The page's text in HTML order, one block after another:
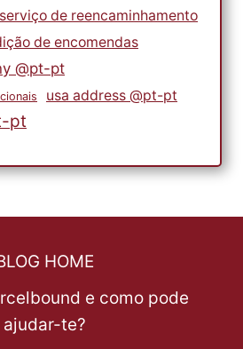
serviço de reencaminhamento
de encomendas
@pt-pt
usa address @pt-pt
pt
HOME
e como pode
ajudar-te?